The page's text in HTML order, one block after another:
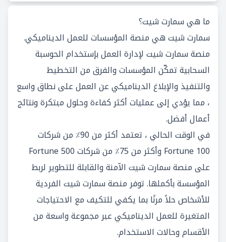
ما هي سمارت شيت؟
سمارت شيت هي منصة المؤسسات للعمل الديناميكي.
منصة سمارت شيت لإدارة العمل بإستخدام الحوسبة
السحابية تمكّن المؤسسات والفرق من التخطيط
والتنفيذ والإبلاغ الديناميكي عن العمل على نطاق واسع
، مما يؤدي إلى عمليات أكثر كفاءة وحلول مبتكرة ونتائج
أعمال أفضل.
في الوقت الحالي ، تعتمد أكثر من 90٪ من شركات
Fortune 100 وأكثر من 75٪ من شركات Fortune 500
على منصة سمارت شيت الآمنة والقابلة للتطوير لربط
المؤسسة بأكملها. توفر منصة سمارت شيت الفردية
للأشخاص حلاً مرنًا بما يكفي للتكيف مع الاحتياجات
المتغيرة للعمل الديناميكي عبر مجموعة واسعة من
الأقسام وحالات الاستخدام.